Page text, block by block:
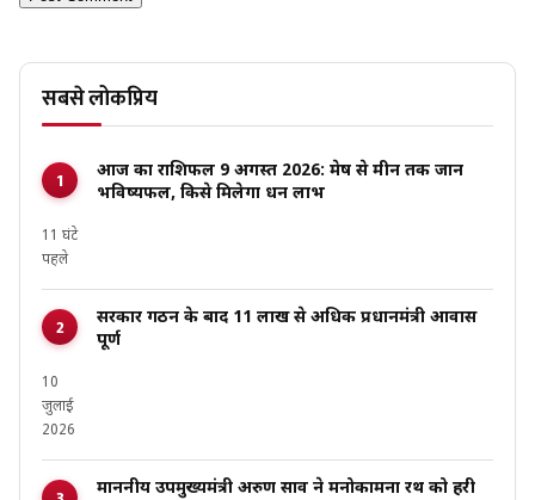
सबसे लोकप्रिय
आज का राशिफल 9 अगस्त 2026: मेष से मीन तक जानें
भविष्यफल, किसे मिलेगा धन लाभ
11 घंटे
पहले
सरकार गठन के बाद 11 लाख से अधिक प्रधानमंत्री आवास
पूर्ण
10
जुलाई
2026
माननीय उपमुख्यमंत्री अरुण साव ने मनोकामना रथ को हरी